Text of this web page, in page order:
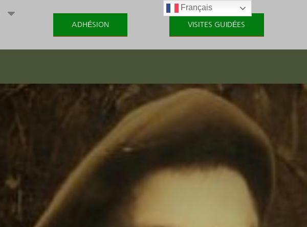
ADHÉSION VISITES GUIDÉES
Français